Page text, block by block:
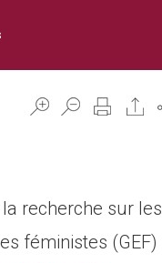
recherche sur les
féministes (GEF)